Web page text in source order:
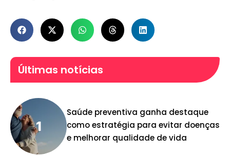
Últimas notícias
Saúde preventiva ganha destaque
como estratégia para evitar doenças
e melhorar qualidade de vida